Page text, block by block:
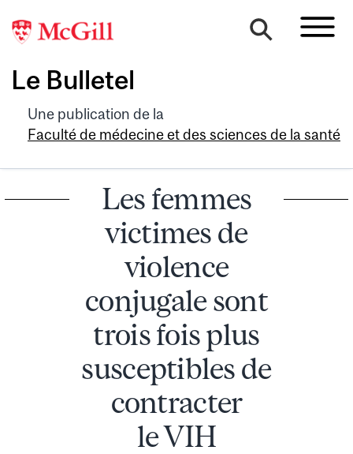
Le Bulletel
Une publication de la
Faculté de médecine et des sciences de la santé
Les femmes
victimes de
violence
conjugale sont
trois fois plus
susceptibles de
contracter
le VIH